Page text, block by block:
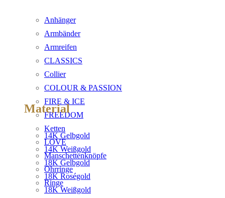
Anhänger
Armbänder
Armreifen
CLASSICS
Collier
COLOUR & PASSION
FIRE & ICE
FREEDOM
Ketten
LOVE
Manschettenknöpfe
Ohrringe
Ringe
Material
14K Gelbgold
14K Weißgold
18K Gelbgold
18K Roségold
18K Weißgold